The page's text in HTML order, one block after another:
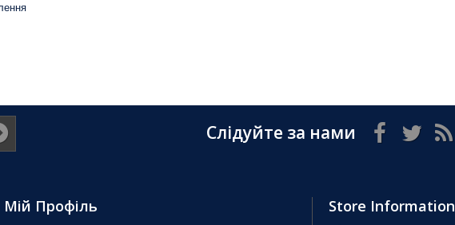
Слідуйте за нами
Мій Профіль Store Information